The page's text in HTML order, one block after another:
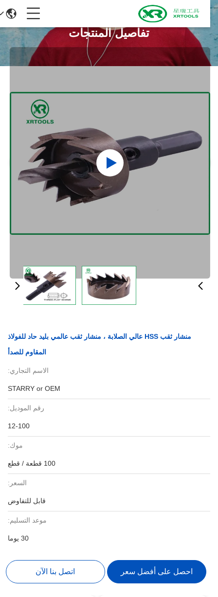
تفاصيل المنتجات
منشار ثقب HSS عالي الصلابة ، منشار ثقب عالمي بليد حاد للفولاذ
المقاوم للصدأ
الاسم التجاري:
STARRY or OEM
رقم الموديل:
12-100
موك:
100 قطعة / قطع
السعر:
قابل للتفاوض
موعد التسليم:
30 يوما
احصل على أفضل سعر اتصل بنا الآن